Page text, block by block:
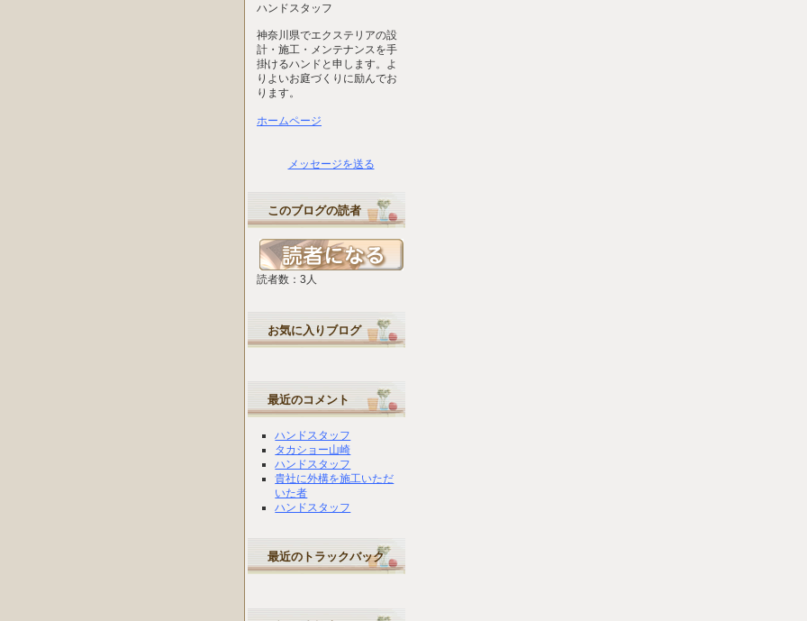
ハンドスタッフ
神奈川県でエクステリアの設
計・施工・メンテナンスを手
掛けるハンドと申します。よ
りよいお庭づくりに励んでお
ります。
ホームページ
メッセージを送る
このブログの読者
読者数：3人
お気に入りブログ
最近のコメント
ハンドスタッフ
タカショー山崎
ハンドスタッフ
貴社に外構を施工いただ
いた者
ハンドスタッフ
最近のトラックバック